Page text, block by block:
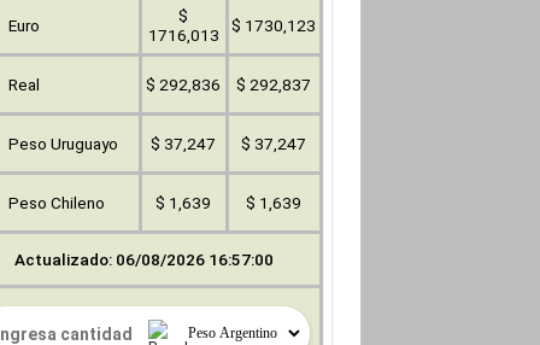
Euro
$
1716,013
$ 1730,123
Real $ 292,836 $ 292,837
Peso Uruguayo $ 37,247 $ 37,247
Peso Chileno $ 1,639 $ 1,639
Actualizado: 06/08/2026 16:57:00